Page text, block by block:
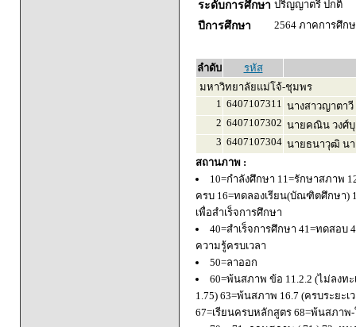
ระดับการศึกษา ปริญญาตรี ปกติ
ปีการศึกษา
2564 ภาคการศึก
ลำดับ
รหัส
มหาวิทยาลัยแม่โจ้-ชุมพร
1 6407107311 นางสาวญาตา
2 6407107302 นายคณิน วงศ์
3 6407107304 นายธนาวุฒิ น
สถานภาพ :
10=กำลังศึกษา 11=รักษาสภาพ
ครบ 16=ทดลองเรียน(บัณฑิตศึกษา)
เพื่อสำเร็จการศึกษา
40=สำเร็จการศึกษา 41=ทดสอบ
ความรู้ครบเวลา
50=ลาออก
60=พ้นสภาพ ข้อ 11.2.2 (ไม่ลงท
1.75) 63=พ้นสภาพ 16.7 (ครบระยะ
67=เรียนครบหลักสูตร 68=พ้นสภา